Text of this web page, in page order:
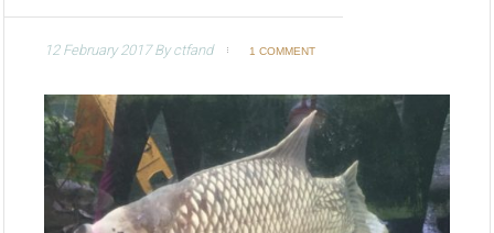
12 February 2017Byctfand 1 COMMENT